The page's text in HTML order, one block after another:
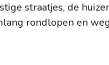
straatjes, de
rondlopen en